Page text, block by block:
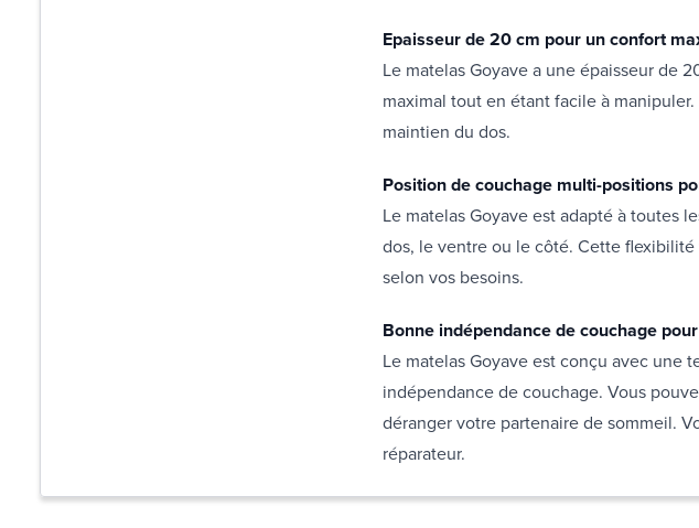
Epaisseur de 20 cm pour un confort
Le matelas Goyave a une épaisseur de
maximal tout en étant facile à
maintien du dos.
Position de couchage multi-positions
Le matelas Goyave est adapté à toutes
dos, le ventre ou le côté. Cette
selon vos besoins.
Bonne indépendance de couchage
Le matelas Goyave est conçu avec une
indépendance de couchage. Vous
déranger votre partenaire de sommeil.
réparateur.